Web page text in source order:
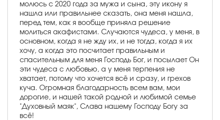
молюсь с 2020 года за мужа и сына, эту икону я
нашла или правильнее сказать, она меня нашла,
перед тем, как я вообще приняла решение
молиться акафистами. Случаются чудеса, у меня, в
основном, когда я не жду их, и не тогда, когда я их
хочу, а когда это посчитает правильным и
спасительным для меня Господь Бог, и посылает Он
эти чудеса с любовью, а у меня терпения не
хватает, потому что хочется всё и сразу, и грехов
куча. Огромная благодарность всем вам, мои
дорогие, и нашей такой родной и любимой семье
"Духовный маяк", Слава нашему Господу Богу за
всё!